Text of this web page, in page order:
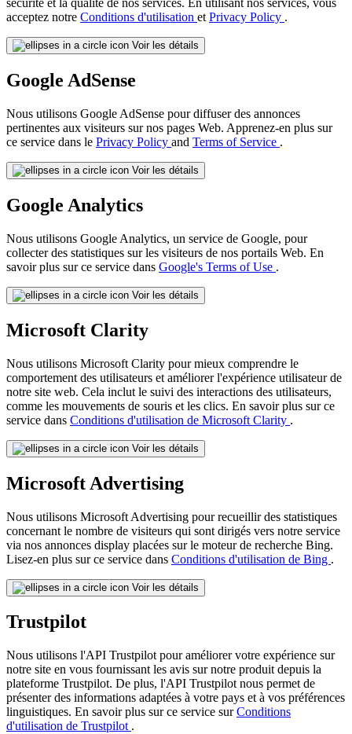
sécurité et la qualité de nos services. En utilisant nos services, vous
acceptez notre Conditions d'utilisation et Privacy Policy .
Voir les détails
Google AdSense
Nous utilisons Google AdSense pour diffuser des annonces
pertinentes aux visiteurs sur nos pages Web. Apprenez-en plus sur
ce service dans le Privacy Policy and Terms of Service .
Voir les détails
Google Analytics
Nous utilisons Google Analytics, un service de Google, pour
collecter des statistiques sur les visiteurs de nos portails Web. En
savoir plus sur ce service dans Google's Terms of Use .
Voir les détails
Microsoft Clarity
Nous utilisons Microsoft Clarity pour mieux comprendre le
comportement des utilisateurs et améliorer l'expérience utilisateur de
notre site web. Cela inclut le suivi des interactions des utilisateurs,
comme les mouvements de souris et les clics. En savoir plus sur ce
service dans Conditions d'utilisation de Microsoft Clarity .
Voir les détails
Microsoft Advertising
Nous utilisons Microsoft Advertising pour recueillir des statistiques
concernant le nombre de visiteurs qui sont dirigés vers notre service
via nos annonces display placées sur le moteur de recherche Bing.
Lisez-en plus sur ce service dans Conditions d'utilisation de Bing .
Voir les détails
Trustpilot
Nous utilisons l'API Trustpilot pour améliorer votre expérience sur
notre site en vous fournissant les avis sur notre produit depuis la
plateforme Trustpilot. De plus, l'API Trustpilot nous permet de
présenter des informations adaptées à votre pays et à vos préférences
linguistiques. En savoir plus sur ce service surConditions
d'utilisation de Trustpilot .